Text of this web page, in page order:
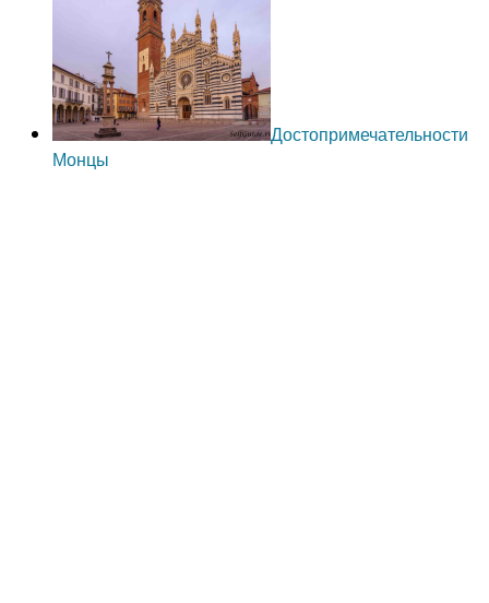
Достопримечательности
Монцы